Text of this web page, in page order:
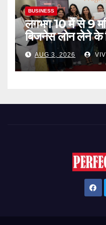
BUSINESS
लगभग 10 में से 9
बिजनेस लोन लेने के
AUG 3, 2026